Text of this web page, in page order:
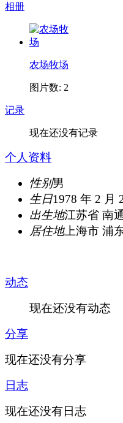
相册
农场牧场
图片数: 2
记录
现在还没有记录
个人资料
性别男
生日1978 年 2 月
出生地江苏省 南
居住地上海市 浦
动态
现在还没有动态
分享
现在还没有分享
日志
现在还没有日志